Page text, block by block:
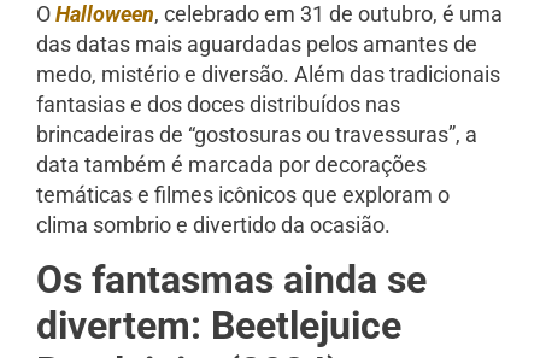
OHalloween, celebrado em 31 de outubro, é uma
das datas mais aguardadas pelos amantes de
medo, mistério e diversão. Além das tradicionais
fantasias e dos doces distribuídos nas
brincadeiras de “gostosuras ou travessuras”, a
data também é marcada por decorações
temáticas e filmes icônicos que exploram o
clima sombrio e divertido da ocasião.
Os fantasmas ainda se
divertem: Beetlejuice